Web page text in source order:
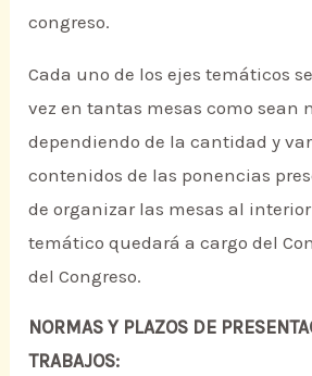
congreso.
Cada uno de los ejes temáticos
vez en tantas mesas como sean
dependiendo de la cantidad y
contenidos de las ponencias
de organizar las mesas al
temático quedará a cargo del
del Congreso.
NORMAS Y PLAZOS DE
TRABAJOS: